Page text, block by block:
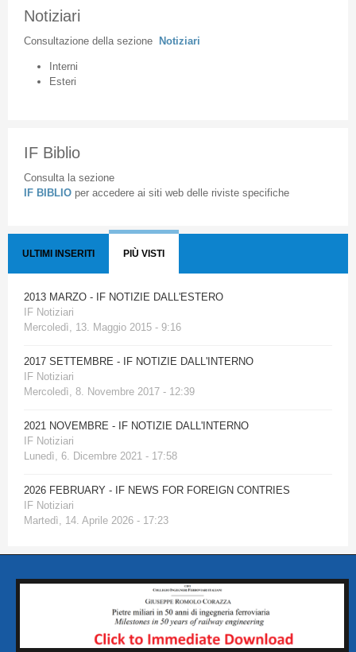
Notiziari
Consultazione della sezione Notiziari
Interni
Esteri
IF Biblio
Consulta la sezione
IF BIBLIO per accedere ai siti web delle riviste specifiche
ULTIMI INSERITI PIÙ VISTI
2013 MARZO - IF NOTIZIE DALL'ESTERO
IF Notiziari
Mercoledì, 13. Maggio 2015 - 9:16
2017 SETTEMBRE - IF NOTIZIE DALL'INTERNO
IF Notiziari
Mercoledì, 8. Novembre 2017 - 12:39
2021 NOVEMBRE - IF NOTIZIE DALL'INTERNO
IF Notiziari
Lunedì, 6. Dicembre 2021 - 17:58
2026 FEBRUARY - IF NEWS FOR FOREIGN CONTRIES
IF Notiziari
Martedì, 14. Aprile 2026 - 17:23